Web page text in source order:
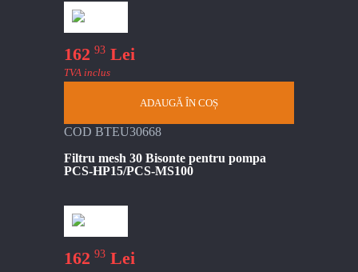
162 93 Lei
TVA inclus
ADAUGĂ ÎN COȘ
COD BTEU30668
Filtru mesh 30 Bisonte pentru pompa
PCS-HP15/PCS-MS100
162 93 Lei